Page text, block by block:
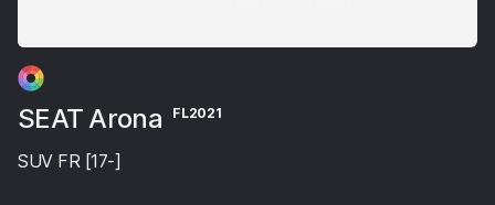
SEAT Arona FL2021
SUV FR [17-]